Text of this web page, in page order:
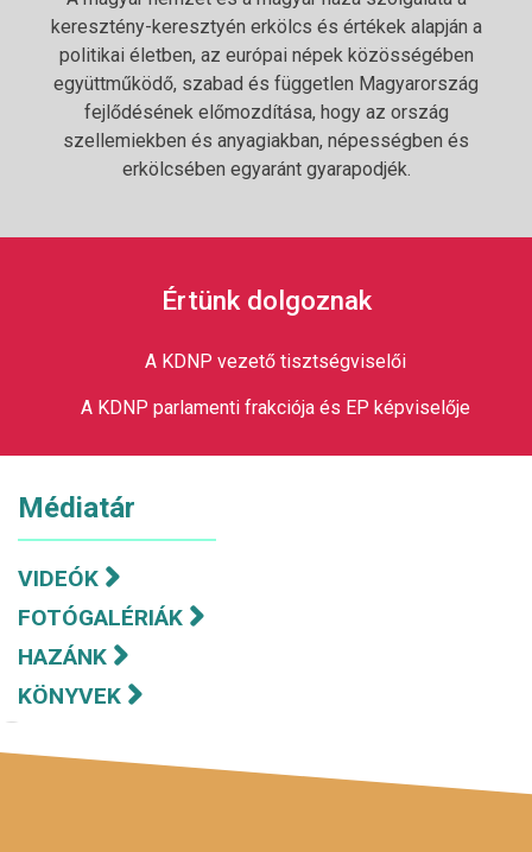
keresztény-keresztyén erkölcs és értékek alapján a
politikai életben, az európai népek közösségében
együttműködő, szabad és független Magyarország
fejlődésének előmozdítása, hogy az ország
szellemiekben és anyagiakban, népességben és
erkölcsében egyaránt gyarapodjék.
Értünk dolgoznak
A KDNP vezető tisztségviselői
A KDNP parlamenti frakciója és EP képviselője
Médiatár
VIDEÓK
FOTÓGALÉRIÁK
HAZÁNK
KÖNYVEK